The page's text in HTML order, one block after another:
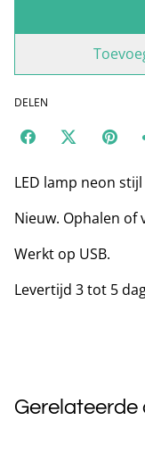
DELEN
LED lamp neon
Nieuw. Ophalen of
Werkt op USB.
Levertijd 3 tot 5
Gerelateerde